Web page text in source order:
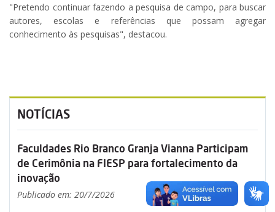
"Pretendo continuar fazendo a pesquisa de campo, para buscar
autores, escolas e referências que possam agregar
conhecimento às pesquisas", destacou.
NOTÍCIAS
Faculdades Rio Branco Granja Vianna Participam
de Cerimônia na FIESP para fortalecimento da
inovação
Publicado em: 20/7/2026